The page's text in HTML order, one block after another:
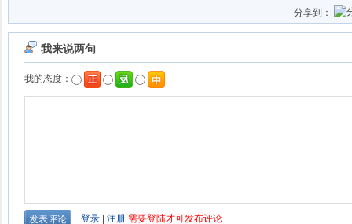
分享到：